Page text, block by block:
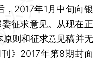
，2017年1月中旬向银
征求意见。从现在正
则和征求意见稿并无
》2017年第8期封面